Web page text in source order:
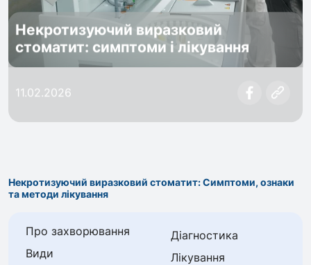
Некротизуючий виразковий
стоматит: симптоми і лікування
11.02.2026
Некротизуючий виразковий стоматит: Симптоми, ознаки
та методи лікування
Про захворювання
Види
Діагностика
Лікування